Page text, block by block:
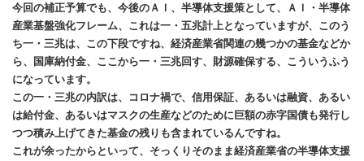
今回の補正予算でも、今後のＡＩ、半導体支援策として、ＡＩ・半導体
産業基盤強化フレーム、これは一・五兆計上となっていますが、このう
ち一・三兆は、この下段ですね、経済産業省関連の幾つかの基金などか
ら、国庫納付金、ここから一・三兆回す、財源確保する、こういうふう
になっています。
この一・三兆の内訳は、コロナ禍で、信用保証、あるいは融資、あるい
は給付金、あるいはマスクの生産などのために巨額の赤字国債も発行し
つつ積み上げてきた基金の残りも含まれているんですね。
これが余ったからといって、そっくりそのまま経済産業省の半導体支援